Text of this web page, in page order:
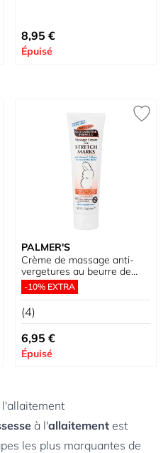
8,95 €
Épuisé
PALMER'S
Crème de massage anti-
vergetures au beurre de
cacao
-10% EXTRA
(4)
6,95 €
Épuisé
l'allaitement
à l'allaitement est
les plus marquantes de